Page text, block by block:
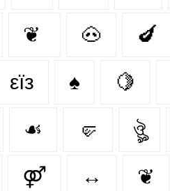
❦ 🐽 🍆
εїз ♠️ 🍋‍
☙ 🤛 ঔৣ
⚤ ↔ ❦